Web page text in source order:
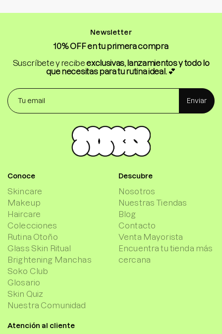
Newsletter
10% OFF en tu primera compra
Suscríbete y recibeexclusivas, lanzamientos y todo lo
que necesitas para tu rutina ideal.💕
Enviar
Conoce
Skincare
Makeup
Haircare
Colecciones
Rutina Otoño
Glass Skin Ritual
Brightening Manchas
Soko Club
Glosario
Skin Quiz
Nuestra Comunidad
Descubre
Nosotros
Nuestras Tiendas
Blog
Contacto
Venta Mayorista
Encuentra tu tienda más
cercana
Atención al cliente